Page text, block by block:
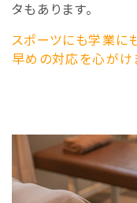
タもあります。
スポーツにも学業に
早めの対応を心がけ